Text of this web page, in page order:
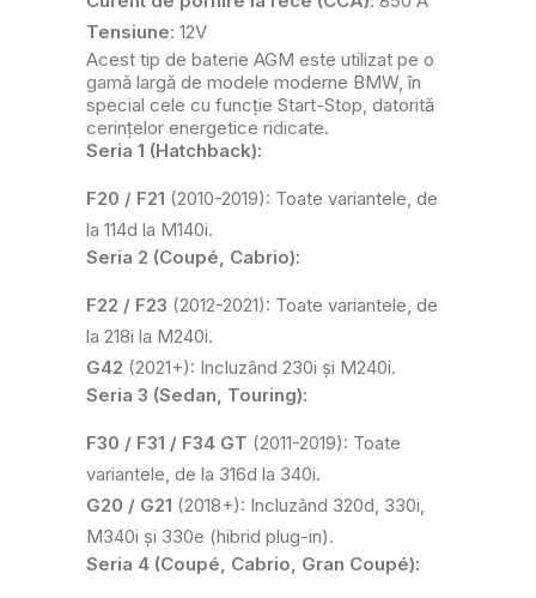
Tensiune: 12V
Acest tip de baterie AGM este utilizat pe o
gamă largă de modele moderne BMW, în
special cele cu funcție Start-Stop, datorită
cerințelor energetice ridicate.
Seria 1 (Hatchback):
F20 / F21 (2010-2019): Toate variantele, de
la 114d la M140i.
Seria 2 (Coupé, Cabrio):
F22 / F23 (2012-2021): Toate variantele, de
la 218i la M240i.
G42 (2021+): Incluzând 230i și M240i.
Seria 3 (Sedan, Touring):
F30 / F31 / F34 GT (2011-2019): Toate
variantele, de la 316d la 340i.
G20 / G21 (2018+): Incluzând 320d, 330i,
M340i și 330e (hibrid plug-in).
Seria 4 (Coupé, Cabrio, Gran Coupé):